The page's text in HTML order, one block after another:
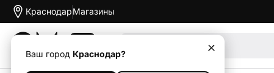
Краснодар
Ваш город Краснодар?
Магазины